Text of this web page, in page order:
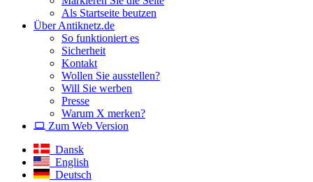
Als Startseite beutzen
Über Antiknetz.de
So funktioniert es
Sicherheit
Kontakt
Wollen Sie ausstellen?
Will Sie werben
Presse
Warum X merken?
Zum Web Version
Dansk
English
Deutsch